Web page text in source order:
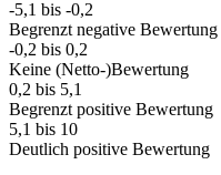
-5,1 bis -0,2
Begrenzt negative Bewertung
-0,2 bis 0,2
Keine (Netto-)Bewertung
0,2 bis 5,1
Begrenzt positive Bewertung
5,1 bis 10
Deutlich positive Bewertung